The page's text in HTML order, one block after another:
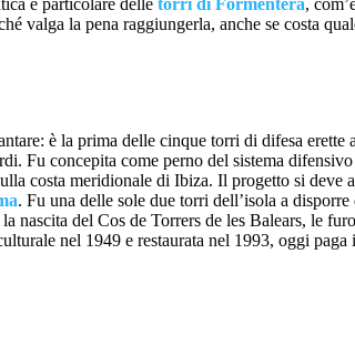
e particolare delle torri di Formentera,
valga la pena raggiungerla, anche se costa
è la prima delle cinque torri di difesa erette a
Fu concepita come perno del sistema
costa meridionale di Ibiza. Il progetto si
. Fu una delle sole due torri dell’isola a
nascita del Cos de Torrers de les Balears, le
nel 1949 e restaurata nel 1993, oggi